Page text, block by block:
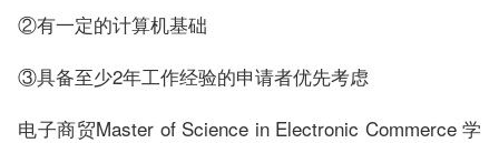
②有一定的计算机基础
③具备至少2年工作经验的申请者优先考虑
电子商贸Master of Science in Electronic Commerce 学